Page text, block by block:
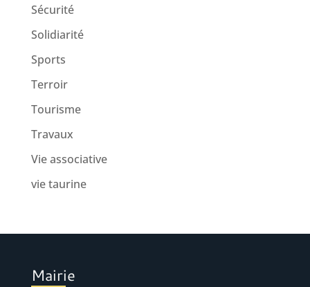
Sécurité
Solidiarité
Sports
Terroir
Tourisme
Travaux
Vie associative
vie taurine
Mairie